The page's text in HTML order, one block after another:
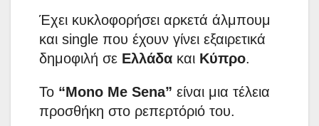
Έχει κυκλοφορήσει αρκετά άλμπουμ
και single που έχουν γίνει εξαιρετικά
δημοφιλή σε Ελλάδα και Κύπρο.
Το “Mono Me Sena” είναι μια τέλεια
προσθήκη στο ρεπερτόριό του.